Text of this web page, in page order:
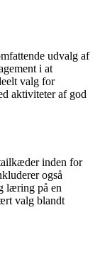
udvalg af
i at
valg for
aktiviteter af god
inden for
også
læring på en
valg blandt